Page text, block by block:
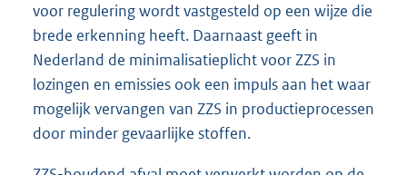
voor regulering wordt vastgesteld op een wijze die
brede erkenning heeft. Daarnaast geeft in
Nederland de minimalisatieplicht voor ZZS in
lozingen en emissies ook een impuls aan het waar
mogelijk vervangen van ZZS in productieprocessen
door minder gevaarlijke stoffen.